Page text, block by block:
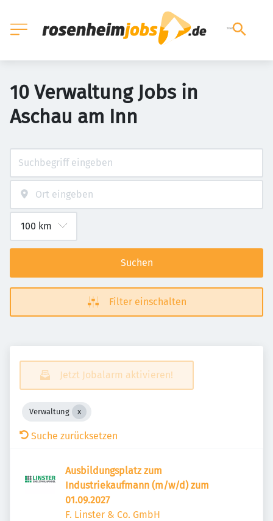
10 Verwaltung Jobs in
Aschau am Inn
Suchen
Filter einschalten
Jetzt Jobalarm aktivieren!
Verwaltung
Suche zurücksetzen
Ausbildungsplatz zum
Industriekaufmann (m/w/d) zum
01.09.2027
F. Linster & Co. GmbH